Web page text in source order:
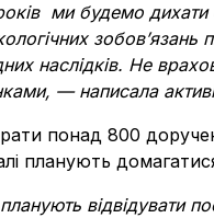
ми будемо
зобов’язань
наслідків. Не
— написала
понад 800
планують
планують відвідувати